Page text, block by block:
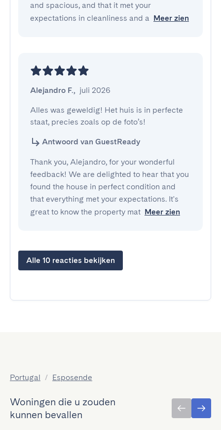
and spacious, and that it met your
expectations in cleanliness and a Meer zien
Alejandro F., juli 2026
Alles was geweldig! Het huis is in perfecte
staat, precies zoals op de foto’s!
Antwoord van GuestReady
Thank you, Alejandro, for your wonderful
feedback! We are delighted to hear that you
found the house in perfect condition and
that everything met your expectations. It's
great to know the property mat Meer zien
Alle 10 reacties bekijken
Portugal / Esposende
Woningen die u zouden
kunnen bevallen